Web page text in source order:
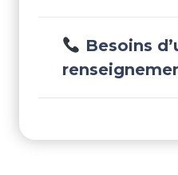
Besoins